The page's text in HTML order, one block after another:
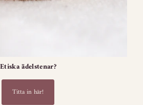
Etiska ädelstenar?
Titta in här!